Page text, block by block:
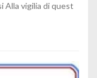
Alla vigilia di quest